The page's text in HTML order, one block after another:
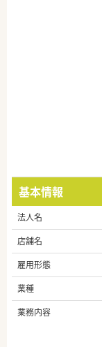
基本情報
法人名
店舗名
雇用形態
業種
業務内容